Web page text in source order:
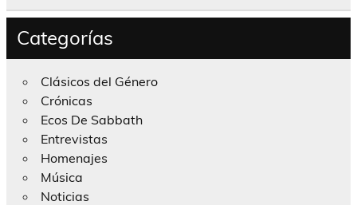
Categorías
Clásicos del Género
Crónicas
Ecos De Sabbath
Entrevistas
Homenajes
Música
Noticias